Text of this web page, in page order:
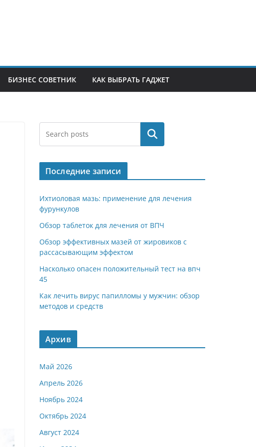
БИЗНЕС СОВЕТНИК КАК ВЫБРАТЬ ГАДЖЕТ
Поиск
Последние записи
Ихтиоловая мазь: применение для лечения
фурункулов
Обзор таблеток для лечения от ВПЧ
Обзор эффективных мазей от жировиков с
рассасывающим эффектом
Насколько опасен положительный тест на впч
45
Как лечить вирус папилломы у мужчин: обзор
методов и средств
Архив
Май 2026
Апрель 2026
Ноябрь 2024
Октябрь 2024
Август 2024